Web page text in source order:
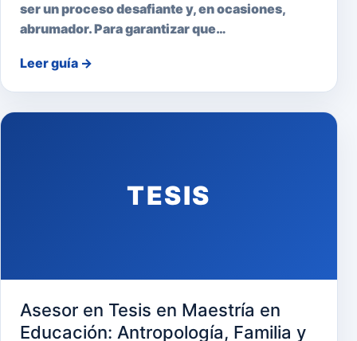
ser un proceso desafiante y, en ocasiones,
abrumador. Para garantizar que…
Leer guía →
TESIS
Asesor en Tesis en Maestría en
Educación: Antropología, Familia y